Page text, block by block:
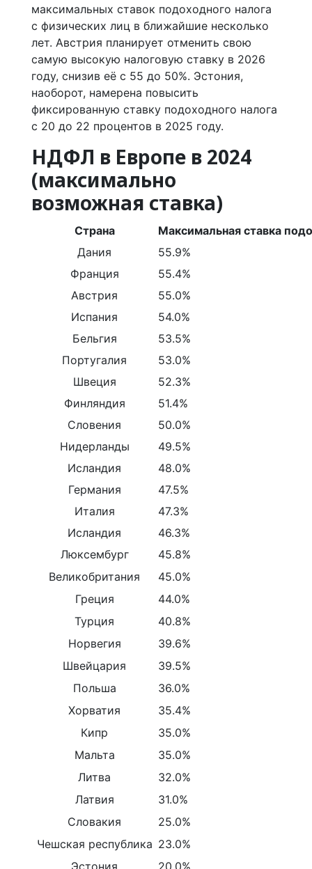
максимальных ставок подоходного налога
с физических лиц в ближайшие несколько
лет. Австрия планирует отменить свою
самую высокую налоговую ставку в 2026
году, снизив её с 55 до 50%. Эстония,
наоборот, намерена повысить
фиксированную ставку подоходного налога
с 20 до 22 процентов в 2025 году.
НДФЛ в Европе в 2024
(максимально
возможная ставка)
Страна
Максимальная ставка
Дания
55.9%
Франция
55.4%
Австрия
55.0%
Испания
54.0%
Бельгия
53.5%
Португалия
53.0%
Швеция
52.3%
Финляндия
51.4%
Словения
50.0%
Нидерланды
49.5%
Исландия
48.0%
Германия
47.5%
Италия
47.3%
Исландия
46.3%
Люксембург
45.8%
Великобритания
45.0%
Греция
44.0%
Турция
40.8%
Норвегия
39.6%
Швейцария
39.5%
Польша
36.0%
Хорватия
35.4%
Кипр
35.0%
Мальта
35.0%
Литва
32.0%
Латвия
31.0%
Словакия
25.0%
Чешская республика 23.0%
Эстония
20.0%